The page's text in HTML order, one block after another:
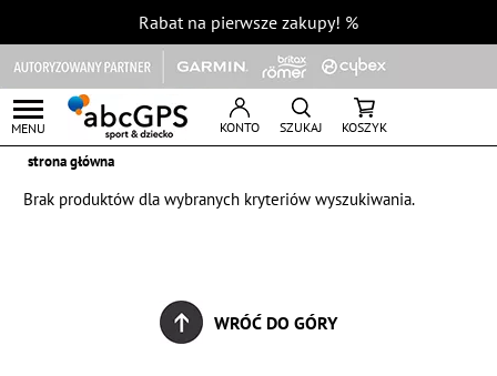
Rabat na pierwsze zakupy! %
MENU KONTO SZUKAJ KOSZYK
strona główna
Brak produktów dla wybranych kryteriów wyszukiwania.
WRÓĆ DO GÓRY